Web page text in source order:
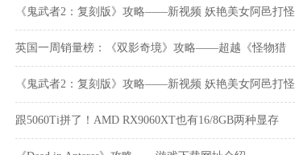
人：荒野》攻略——登顶
《鬼武者2：复刻版》攻略——新视频 妖艳美女阿邑打怪
英国一周销量榜：《双影奇境》攻略——超越《怪物猎
人：荒野》攻略——登顶
《鬼武者2：复刻版》攻略——新视频 妖艳美女阿邑打怪
跟5060Ti拼了！AMD RX9060XT也有16/8GB两种显存